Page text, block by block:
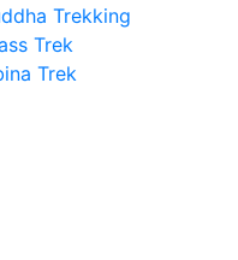
Trekking
Trek
Trek